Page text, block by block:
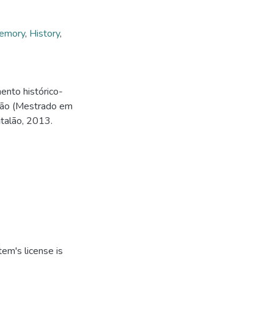
, History,
histórico-
(Mestrado em
2013.
license is